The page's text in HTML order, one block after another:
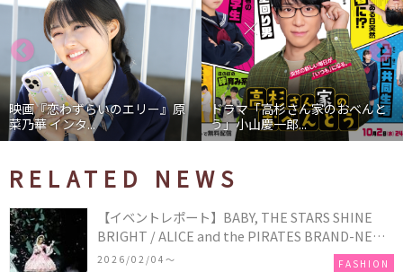
映画『恋わずらいのエリー』原
菜乃華 インタ...
ドラマ「高杉さん家のおべんと
う」小山慶一郎...
RELATED NEWS
【イベントレポート】BABY, THE STARS SHINE
BRIGHT / ALICE and the PIRATES BRAND-NEW
COLLECTION in TOKYO
2026/02/04〜 FASHION